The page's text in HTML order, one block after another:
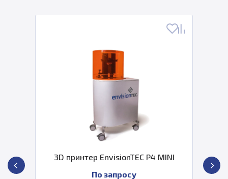
3D принтер EnvisionTEC P4 MINI
По запросу